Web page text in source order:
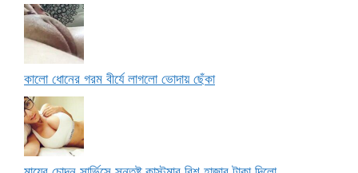
কালো ধোনের গরম বীর্যে লাগলো ভোদায় ছেঁকা